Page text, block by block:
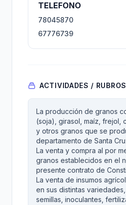
TELEFONO
78045870
67776739
ACTIVIDADES / RUBROS
La producción de granos
(soja), girasol, maíz, frejol,
y otros granos que se
departamento de Santa
La venta y compra al por
granos establecidos en el
presente contrato de
La venta de insumos
en sus distintas
semillas, inoculantes,